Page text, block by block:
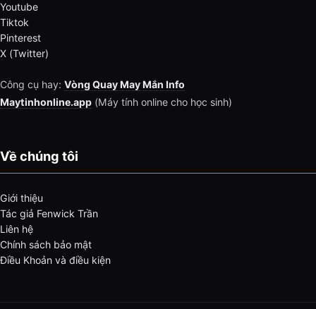
Youtube
Tiktok
Pinterest
X (Twitter)
Công cụ hay: Vòng Quay May Mắn Info
Maytinhonline.app (Máy tính online cho học sinh)
Về chúng tôi
Giới thiệu
Tác giả Fenwick Trần
Liên hệ
Chính sách bảo mật
Điều Khoản và điều kiện